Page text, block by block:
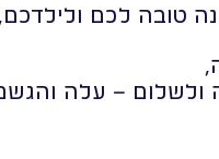
טובה לכם
ולשלום – עלה